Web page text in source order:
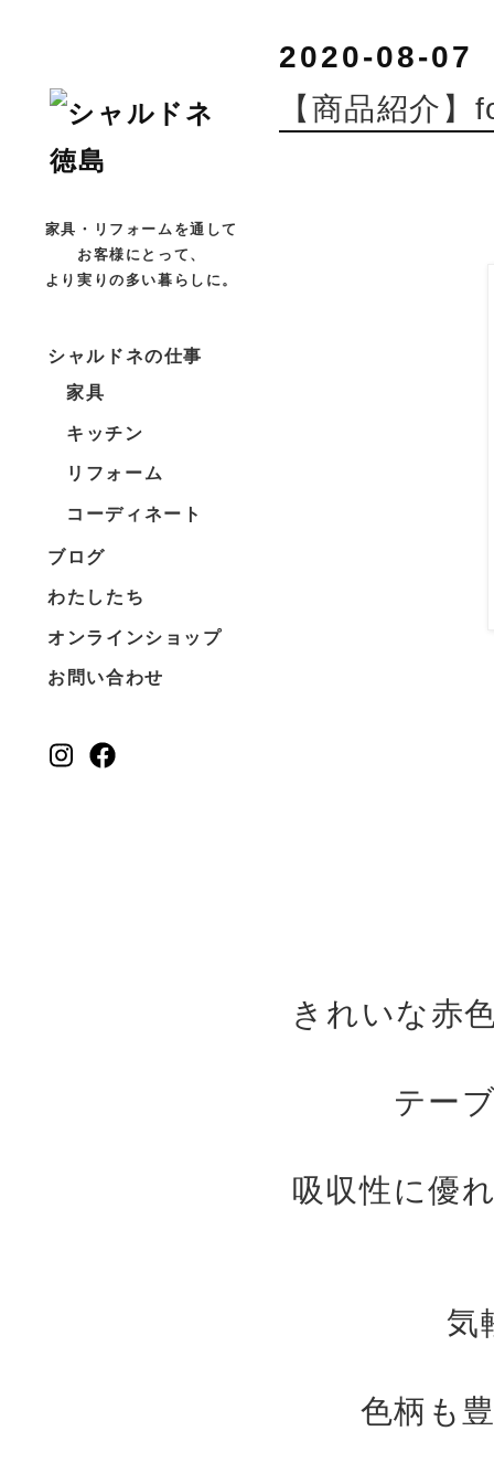
家具・リフォームを通して
お客様にとって、
より実りの多い暮らしに。
シャルドネの仕事
家具
キッチン
リフォーム
コーディネート
ブログ
わたしたち
オンラインショップ
お問い合わせ
2020-08-07
【商品紹介
きれいな赤
テー
吸収性に優
気
色柄も